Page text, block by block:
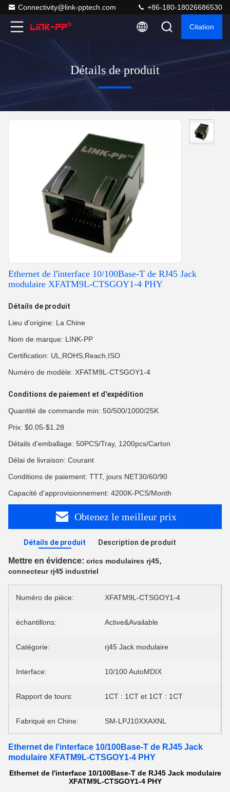
Connectivity@link-pptech.com +86-180-18026686530
Citation
Détails de produit
Ethernet de l'interface 10/100Base-T de RJ45 Jack
modulaire XFATM9L-CTSGOY1-4 PHY
Détails de produit
Lieu d'origine: La Chine
Nom de marque: LINK-PP
Certification: UL,ROHS,Reach,ISO
Numéro de modèle: XFATM9L-CTSGOY1-4
Conditions de paiement et d'expédition
Quantité de commande min: 50/500/1000/25K
Prix: $0.05-$1.28
Détails d'emballage: 50PCS/Tray, 1200pcs/Carton
Délai de livraison: Courant
Conditions de paiement: TTT, jours NET30/60/90
Capacité d'approvisionnement: 4200K-PCS/Month
Obtenez le meilleur prix
Détails de produit Description de produit
Mettre en évidence: crics modulaires rj45,
connecteur rj45 industriel
Numéro de pièce: XFATM9L-CTSGOY1-4
échantillons: Active&Available
Catégorie: rj45 Jack modulaire
Interface: 10/100 AutoMDIX
Rapport de tours: 1CT : 1CT et 1CT : 1CT
Fabriqué en Chine: SM-LPJ10XXAXNL
Ethernet de l'interface 10/100Base-T de RJ45 Jack
modulaire XFATM9L-CTSGOY1-4 PHY
Ethernet de l'interface 10/100Base-T de RJ45 Jack modulaire
XFATM9L-CTSGOY1-4 PHY